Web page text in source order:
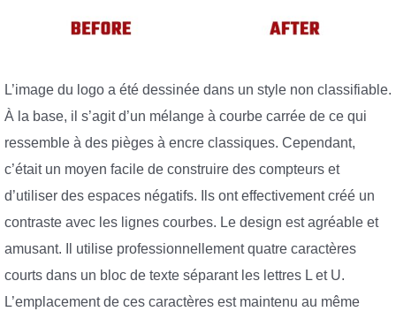
L’image du logo a été dessinée dans un style non classifiable.
À la base, il s’agit d’un mélange à courbe carrée de ce qui
ressemble à des pièges à encre classiques. Cependant,
c’était un moyen facile de construire des compteurs et
d’utiliser des espaces négatifs. Ils ont effectivement créé un
contraste avec les lignes courbes. Le design est agréable et
amusant. Il utilise professionnellement quatre caractères
courts dans un bloc de texte séparant les lettres L et U.
L’emplacement de ces caractères est maintenu au même